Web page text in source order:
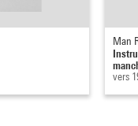
Man
vers